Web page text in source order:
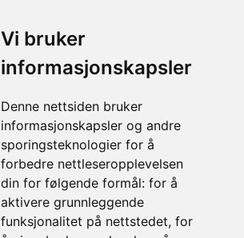
Vi bruker
informasjonskapsler
Denne nettsiden bruker
informasjonskapsler og andre
sporingsteknologier for å
forbedre nettleseropplevelsen
din for følgende formål: for å
aktivere grunnleggende
funksjonalitet på nettstedet, for
5 av 36